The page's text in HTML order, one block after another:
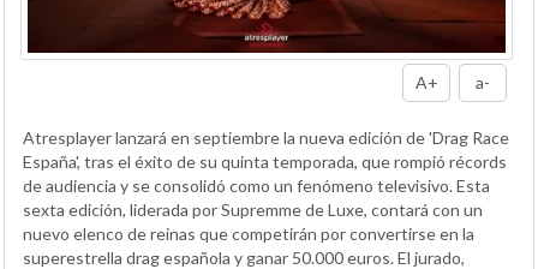
A+ a-
Atresplayer lanzará en septiembre la nueva edición de 'Drag Race
España', tras el éxito de su quinta temporada, que rompió récords
de audiencia y se consolidó como un fenómeno televisivo. Esta
sexta edición, liderada por Supremme de Luxe, contará con un
nuevo elenco de reinas que competirán por convertirse en la
superestrella drag española y ganar 50.000 euros. El jurado,